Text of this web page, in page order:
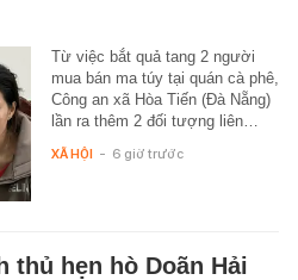
Từ việc bắt quả tang 2 người
mua bán ma túy tại quán cà phê,
Công an xã Hòa Tiến (Đà Nẵng)
lần ra thêm 2 đối tượng liên…
XÃ HỘI - 6 giờ trước
thủ hẹn hò Doãn Hải